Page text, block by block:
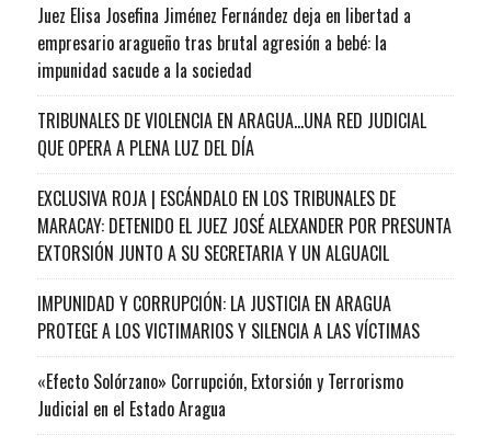
Juez Elisa Josefina Jiménez Fernández deja en libertad a
empresario aragueño tras brutal agresión a bebé: la
impunidad sacude a la sociedad
TRIBUNALES DE VIOLENCIA EN ARAGUA…UNA RED JUDICIAL
QUE OPERA A PLENA LUZ DEL DÍA
EXCLUSIVA ROJA | ESCÁNDALO EN LOS TRIBUNALES DE
MARACAY: DETENIDO EL JUEZ JOSÉ ALEXANDER POR PRESUNTA
EXTORSIÓN JUNTO A SU SECRETARIA Y UN ALGUACIL
IMPUNIDAD Y CORRUPCIÓN: LA JUSTICIA EN ARAGUA
PROTEGE A LOS VICTIMARIOS Y SILENCIA A LAS VÍCTIMAS
«Efecto Solórzano» Corrupción, Extorsión y Terrorismo
Judicial en el Estado Aragua